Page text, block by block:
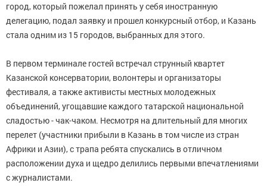
город, который пожелал принять у себя иностранную
делегацию, подал заявку и прошел конкурсный отбор, и Казань
стала одним из 15 городов, выбранных для этого.
В первом терминале гостей встречал струнный квартет
Казанской консерватории, волонтеры и организаторы
фестиваля, а также активисты местных молодежных
объединений, угощавшие каждого татарской национальной
сладостью - чак-чаком. Несмотря на длительный для многих
перелет (участники прибыли в Казань в том числе из стран
Африки и Азии), с трапа ребята спускались в отличном
расположении духа и щедро делились первыми впечатлениями
с журналистами.